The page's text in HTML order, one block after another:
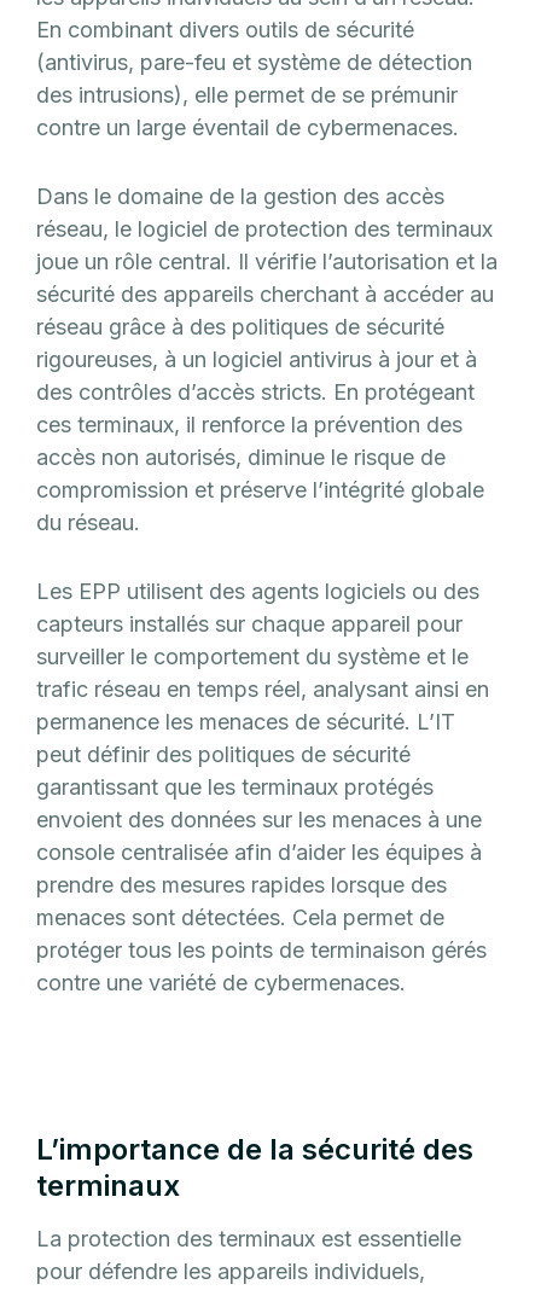
En combinant divers outils de sécurité
(antivirus, pare-feu et système de détection
des intrusions), elle permet de se prémunir
contre un large éventail de cybermenaces.
Dans le domaine de la gestion des accès
réseau, le logiciel de protection des terminaux
joue un rôle central. Il vérifie l’autorisation et la
sécurité des appareils cherchant à accéder au
réseau grâce à des politiques de sécurité
rigoureuses, à un logiciel antivirus à jour et à
des contrôles d’accès stricts. En protégeant
ces terminaux, il renforce la prévention des
accès non autorisés, diminue le risque de
compromission et préserve l’intégrité globale
du réseau.
Les EPP utilisent des agents logiciels ou des
capteurs installés sur chaque appareil pour
surveiller le comportement du système et le
trafic réseau en temps réel, analysant ainsi en
permanence les menaces de sécurité. L’IT
peut définir des politiques de sécurité
garantissant que les terminaux protégés
envoient des données sur les menaces à une
console centralisée afin d’aider les équipes à
prendre des mesures rapides lorsque des
menaces sont détectées. Cela permet de
protéger tous les points de terminaison gérés
contre une variété de cybermenaces.
L’importance de la sécurité des
terminaux
La protection des terminaux est essentielle
pour défendre les appareils individuels,